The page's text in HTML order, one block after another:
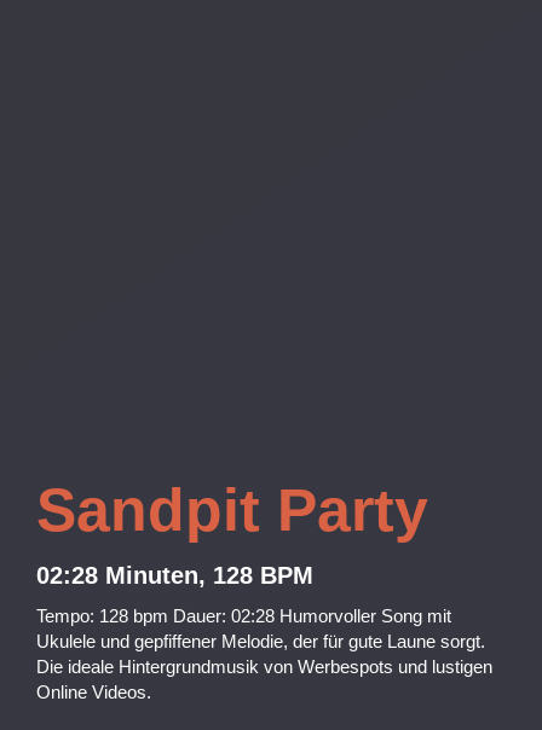
Sandpit Party
02:28 Minuten, 128 BPM
Tempo: 128 bpm Dauer: 02:28 Humorvoller Song mit
Ukulele und gepfiffener Melodie, der für gute Laune sorgt.
Die ideale Hintergrundmusik von Werbespots und lustigen
Online Videos.